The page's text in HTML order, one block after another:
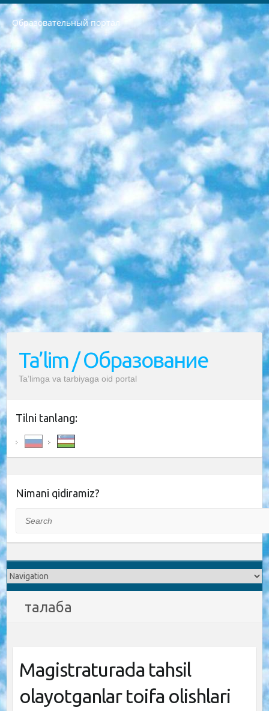
Образовательный портал
РЕСПУБЛИКА УЗБЕКИСТАН МИНИСТРЕРСТВО ДОШКОЛЬНОГО И ШКОЛЬНОГО ОБРАЗОВАНИЯ КОМАНДА в общеобразовательных учреждениях в 2023-2024 учебном году организация и проведение итоговой государственной аттестации обучающихся о Министра дошкольного и школьного образования Республики Узбекистан от 4 марта 2008 года (постановлением Минюста от 20 марта 2008 года № 1778 государственной регистрации) «Итоговое состояние учащихся общего среднего образования на основании положения об утверждении положения об аттестации общего среднего образования выпускной экзамен студентов в образовательных учреждениях в 2023-2024 учебном году В целях организации и прохождения аттестации приказываю: 1. Следующее: перечень предметов, по которым будет проводиться итоговая государственная аттестация и экзамен формы перевода согласно приложению 1; сертификаты международного образца, оценивающие уровень владения иностранными языками перечень согласно приложению 2; 2. Педагогический при специализированных образовательных учреждениях. научно-практический центр квалификации и международной оценки (Д.Давидова) 2024 г. До 25 марта: задания по предметам, по которым будет проводиться итоговая аттестация разработка и утверждение технических условий; итоговая аттестация на основании разработанного предметного задания разработка вопросов по предметам (устно и письменно), экзамен передача; общеобразовательные средние школы и специальные учебные заведения учащиеся выпускных классов школ и интернатов в агентской системе подготовка базы данных экзаменационных материалов и критериев оценки; перевод базы экзаменационных материалов на все языки обучения подать в Республиканский образовательный центр для изготовления; варианты экзаменов на основе разработанных контрольных материалов пусть будут поставлены задачи формирования. 3. Республиканский образовательный центр (Ш.Худайкулов) до 5 апреля 2024 года. до: база данных предоставленных экзаменационных материалов на все языки обучения перевод и экспертиза; для слепых, слабовидящих, глухих, слабослышащих и умственно отсталых детей учащиеся выпускных классов специализированных школ и школ-интернатов база данных экзаменационных материалов на всех преподаваемых языках подготовка критериев оценки; специализированные школы для умственно отсталых детей и технологии для учащихся выпускных классов школ-интернатов разработка соответствующих рекомендаций и критериев проведения ЕГЭ по естествознанию давать задания. 4. Педагогический при специализированных образовательных учреждениях. Научно-практический центр навыков и международной оценки (Д.Давидова), Республика образовательный центр (Худайкулов Ш.) итоговый государственный аттестационный экзамен ориентирован на творческое и логическое мышление при подготовке базы материалов учитывать введение заданий. 5. Следует отметить, что: сертификат государственного образца о знании общеобразовательного предмета и как минимум национальный уровень B1 по предметам на иностранных языках, указанным в Приложении 2. или международно признанный сертификат эквивалентного уровня студенты, изучающие определенный предмет, освобождаются от экзамена; по соответствующим предметам запланирована итоговая государственная аттестация за день до дня, путем жеребьевки Рабочей группой (в письменной форме по предметам, проводимым в форме) из числа сформированных вариантов выбрано 2 варианта; 2 выбранных варианта экзамена анонсированы на официальном сайте министерства и все выпускники по всей стране на основе этих вариантов проводит итоговую государственную аттестацию. 6. Государственное образование учащихся средних общеобразовательных учреждений. знания в соответствии с квалификационными требованиями, которые необходимо приобрести на основании стандартов итоговый (выпускной) контроль для 9 и 11 классов в целях тестирования Экзамены (далее – экзамены) состоят из предметов, перечисленных в приложении 1. будет сделано. 7. Экзамены пройдут с 26 мая по 15 июня 2024 г. (кроме науки физического воспитания). 8. Физическая для учащихся 9 классов общесредних образовательных учреждений. Экзамены по предмету «Образование, квалификация медицина» 1-6 мая 2024 года. сотрудники перевести под присмотр (с отклонениями в физическом или умственном развитии) специализированная школа для детей, школы-интернаты и со сколиозом школы-интернаты санаторного типа для больных детей исключены). 9. Он был слепым, слабовидящим и имел нарушения опорно-двигательного аппарата. экзамены в специализированных школах и интернатах для детей должны проводиться исходя из требований, предъявляемых к общеобразовательным учреждениям (физкультура кроме науки). 10. Специализированная школа для глухих и слабослышащих детей. и экзамены в интернатах и быть реализован в виде письменного теста по математике. 11. Специальность для умственно отсталых детей. Для 9 класса Родной язык и литературное письмо Государственный язык (язык обучения – узбекский). для неклассов) написано Математическое письмо Письменная/устная история Узбекистана Физическое воспитание практично Итоговый контроль Для 11 класса Написание родного языка и литературы (эссе) Математическое письмо Узбекский язык (обучение на узбекском языке) не посещающее общее среднее образование для учреждений)/Образовательное учреждение выбор письменный и устный Иностранный язык письменный/устный Письменная/устная история Узбекистана *По выбору студента:  Химия  Физика  Основы государственного права  География 10 бесплатных образовательных ресурсов - Мы составили подборку онлайн-проектов с интерактивными упражнениями, видеолекциями и статьями. Они помогут вам обрести новые и освежить старые знания бесплатно. 1. «ИНТУИТ» Старейшая образовательная площадка Рунета. Здесь вы найдёте сотни текстовых и видеокурсов на десятки различных тем — от программирования до психологии. Многие курсы подготовлены российскими университетами и крупными международными компаниями вроде Intel и Microsoft. Самостоятельное обучение бесплатное, но желающие могут оплатить услуги персональных наставников. 2. «Смартия» знакомит с актуальными профессиями и подсказывает, как им обучаться. Выбрав заинтересовавшую вас специальность — SMM-специалист, фотограф, веб-дизайнер или другую, — увидите список необходимых для неё умений. Чтобы вы могли освоить их самостоятельно, для каждого умения площадка отображает подборку ссылок на учебные материалы. Хотя «Смартия» ориентируется на русскоязычную аудиторию, часть контента всё же доступна только на английском. 3. «Лекторий Физтеха» Проект Московского физико-технического института (Физтеха). С его помощью вы можете смотреть онлайн серии лекций, записанные на видео в этом вузе. В числе доступных предметов — физика, биология, химия, информационные технологии и другие. К некоторым лекциям администрация ресурса прилагает готовые конспекты, которые можно скачивать в PDF-формате. 4. ITMOcourses Онлайн-площадка Санкт-Петербургского национального исследовательского университета информационных технологий, механики и оптики (ИТМО). Ресурс предоставляет свободный доступ к курсам, разработанным в этом вузе. Каталог материалов разбит на четыре категории: «Оптические системы и технологии», «Приборостроение и робототехника», «Информационные технологии» и «Биотехнологии». Курсы состоят из видеолекций, интерактивных демонстраций и заданий. 5. «КиберЛенинка» Электронная научная библиотека открытого доступа. Каталог площадки регулярно обрастает текстами статей из различных научных изданий. Сгруппированные по журналам и рубрикам публикации можно читать онлайн или скачивать целиком в PDF-формате. Проект нацелен на популяризацию науки за счёт открытого доступа к качественной информации. 6. «ПостНаука» На этом ресурсе публикуют подборки видеолекций, составленные экспертами из разных отраслей и объединённые общими темами. Среди них, к примеру, есть серии «Биоинформатика и геномика», «Культура средневековой Скандинавии» и Cinema Studies о теории кино. Каждая подборка лекций — логически связанная история, рассказанная экспертом от первого лица. Кроме того, на сайте появляются научно-образовательные статьи и тесты на разные темы. 7. «Newочём» Команда проекта «Newочём» отбирает самые интересные тексты из англоязычных СМИ и переводит те из них, за которые голосуют участники сообщества «ВКонтакте». По большей части это научно-популярные статьи. Редакторы придумывают лишь заголовки, в остальном содержание переводов соответствует оригиналам. Полные тексты можно читать прямо в социальной сети. 8. InternetUrok Онлайн-база материалов по основным дисциплинам школьной программы. Информация на сайте структурирована по классам, предметам и темам (урокам). Каждый урок состоит из видеолекций и конспектов. Есть также интерактивные тренажёры и тесты для закрепления пройденного материала. Даже если вы давно окончили школу, возможность повторить программу старших классов всегда может пригодиться. 9. Edutainme Ещё один ресурс об образовании. В отличие от Newtonew, как мне кажется, Edutainme больше ориентируется на представителей индустрии: педагогов, предпринимателей, разработчиков образовательных проектов. Но и любой, кто просто стремится к саморазвитию, найдёт на сайте много полезного и интересного для себя. Например, информацию о новых курсах и образовательных сервисах. 10. Newtonew Онлайн-медиа об образовании и обучении в широком смысле. Авторы Newtonew пишут об инструментах, заведениях, тактиках и стратегиях, которые помогают учить других и получать новые знания самостоятельно. На этой площадке вы найдёте новости, обзоры, аналитические мат
Ta’lim / Образование
Ta’limga va tarbiyaga oid portal
Tilni tanlang:
Nimani qidiramiz?
талаба
Magistraturada tahsil
olayotganlar toifa olishlari